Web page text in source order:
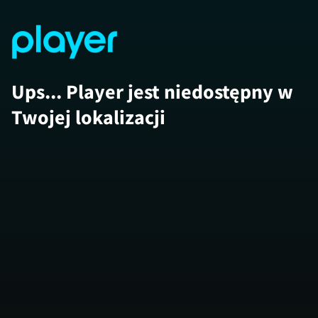
Ups... Player jest niedostępny w
Twojej lokalizacji